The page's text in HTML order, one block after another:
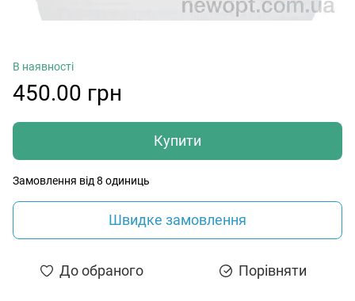
В наявності
450.00 грн
Купити
Замовлення від 8 одиниць
Швидке замовлення
До обраного Порівняти